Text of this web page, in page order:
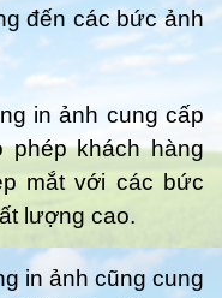
đến các bức ảnh
in ảnh cung cấp
phép khách hàng
mắt với các bức
lượng cao.
in ảnh cũng cung